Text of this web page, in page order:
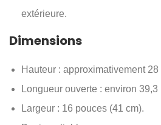
extérieure.
Dimensions
Hauteur : approximativement
Longueur ouverte : environ
Largeur : 16 pouces (41 cm).